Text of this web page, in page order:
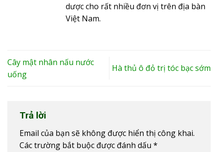
dược cho rất nhiều đơn vị trên địa bàn
Việt Nam.
Cây mật nhân nấu nước
uống
Hà thủ ô đỏ trị tóc bạc sớm
Trả lời
Email của bạn sẽ không được hiển thị công khai.
Các trường bắt buộc được đánh dấu *